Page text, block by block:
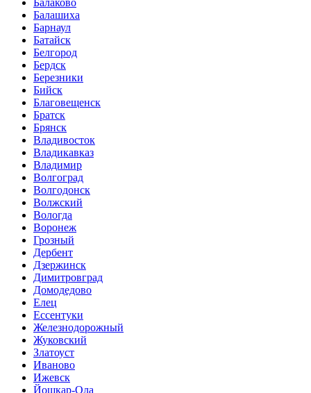
Балашиха
Барнаул
Батайск
Белгород
Бердск
Березники
Бийск
Благовещенск
Братск
Брянск
Владивосток
Владикавказ
Владимир
Волгоград
Волгодонск
Волжский
Вологда
Воронеж
Грозный
Дербент
Дзержинск
Димитровград
Домодедово
Елец
Ессентуки
Железнодорожный
Жуковский
Златоуст
Иваново
Ижевск
Йошкар-Ола